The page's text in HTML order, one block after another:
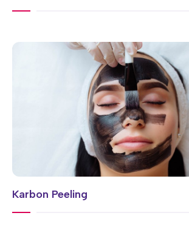
Karbon Peeling